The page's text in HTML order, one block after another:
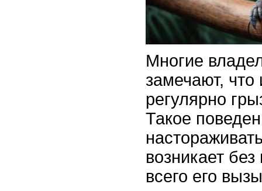
Многие
замечают,
регулярно
Такое
возникает
всего его